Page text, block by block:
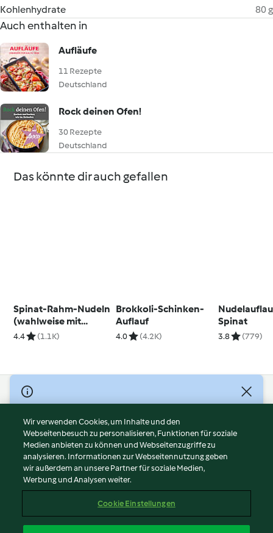
Kohlenhydrate
80 g
Auch enthalten in
Aufläufe
11 Rezepte
Deutschland
Rock deinen Ofen!
30 Rezepte
Deutschland
Das könnte dir auch gefallen
Spinat-Rahm-Nudeln
(wahlweise mit
krossem Speck)
4.4 (1.1K)
Brokkoli-Schinken-
Auflauf
4.0 (4.2K)
Spinat
3.8 (779)
© Copyright 2026
Nutzungsbedingungen
Datenschutzrichtlinien
Disclaimer
Impressum
Cookies
Abo kündigen
Wir verwenden Cookies, um Inhalte und den
Webseitenbesuch zu personalisieren, Funktionen für soziale
Medien anbieten zu können und Webseitenzugriffe zu
analysieren. Informationen zur Webseitennutzung geben
wir außerdem an unsere Partner für soziale Medien,
Werbung und Analysen weiter.
Cookie Einstellungen